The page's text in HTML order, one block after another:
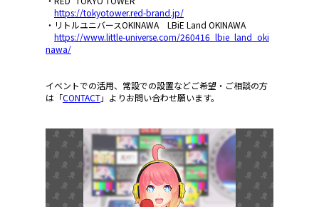
https://tokyotower.red-brand.jp/
・リトルユニバースOKINAWA LBiE Land OKINAWA
https://www.little-universe.com/260416_lbie_land_oki
nawa/
イベントでの活用、常設での設置などご希望・ご相談の方
は「CONTACT」よりお問い合わせ願います。